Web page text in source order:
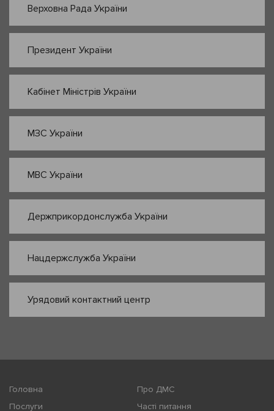
Верховна Рада України
Президент України
Кабінет Міністрів України
МЗС України
МВС України
Держприкордонслужба України
Нацдержслужба України
Урядовий контактний центр
Головна
Про ДМС
Послуги
Часті питання